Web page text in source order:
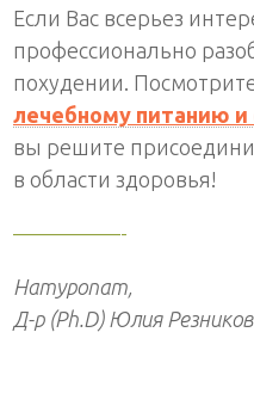
Если Вас всерьез
профессионально
похудении.
лечебному питанию
вы решите
в области здоровья!
—————-
Натуропат,
Д-р (Ph.D) Юлия